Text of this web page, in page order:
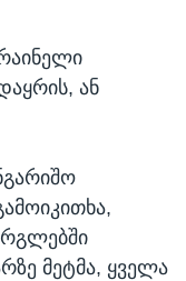
ან
მეტმა, ყველა